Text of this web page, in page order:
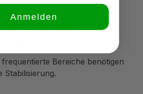
sind
Bereiche benötigen
Stabilisierung.
Anmelden